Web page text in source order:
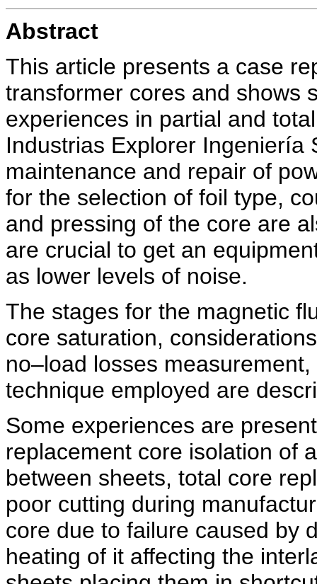
Abstract
This article presents a case
transformer cores and shows
experiences in partial and
Industrias Explorer Ingeniería
maintenance and repair of
for the selection of foil type,
and pressing of the core are
are crucial to get an
as lower levels of noise.
The stages for the magnetic
core saturation,
no–load losses
technique employed are
Some experiences are
replacement core isolation of
between sheets, total core
poor cutting during
core due to failure caused by
heating of it affecting the